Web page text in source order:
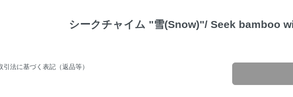
シークチャイム "雪(Snow)"/ Seek bamboo
引法に基づく表記（返品等）